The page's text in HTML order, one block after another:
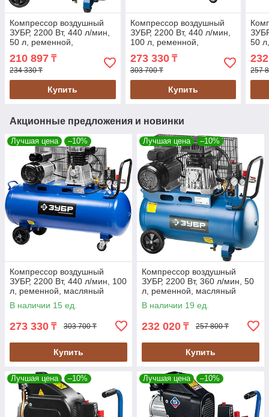
Компрессор воздушный
ЗУБР, 2200 Вт, 440 л/мин,
50 л, ременной,
Р-2.2)
210 897 ₸
234 330 ₸
Купить
Компрессор воздушный
ЗУБР, 2200 Вт, 440 л/мин,
100 л, ременной,
100-Р-2.2)
273 330₸
303 700 ₸
Купить
50
Р-
257
Акционные предложения и новинки
Лучшая цена –10%
Компрессор воздушный
ЗУБР, 2200 Вт, 440 л/мин, 100
л, ременной, масляный
(ЗКПМ-440-100-Р-2.2)
В наличии 15 ед.
273 330 ₸ 303 700 ₸
Купить
Лучшая цена –10%
Компрессор воздушный
ЗУБР, 2200 Вт, 360 л/мин, 50
л, ременной, масляный
(ЗКПМ-360-50-Р-2.2)
В наличии 19 ед.
232 020 ₸ 257 800 ₸
Купить
Лучшая цена –10% Лучшая цена –10%